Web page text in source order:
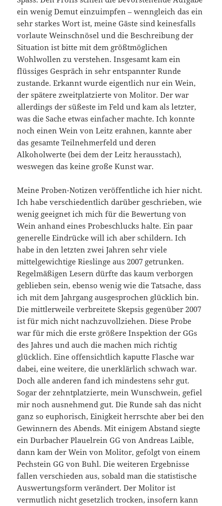
ein wenig Demut einzuimpfen – wenngleich das ein
sehr starkes Wort ist, meine Gäste sind keinesfalls
vorlaute Weinschnösel und die Beschreibung der
Situation ist bitte mit dem größtmöglichen
Wohlwollen zu verstehen. Insgesamt kam ein
flüssiges Gespräch in sehr entspannter Runde
zustande. Erkannt wurde eigentlich nur ein Wein,
der spätere zweitplatzierte von Molitor. Der war
allerdings der süßeste im Feld und kam als letzter,
was die Sache etwas einfacher machte. Ich konnte
noch einen Wein von Leitz erahnen, kannte aber
das gesamte Teilnehmerfeld und deren
Alkoholwerte (bei dem der Leitz herausstach),
weswegen das keine große Kunst war.
Meine Proben-Notizen veröffentliche ich hier nicht.
Ich habe verschiedentlich darüber geschrieben, wie
wenig geeignet ich mich für die Bewertung von
Wein anhand eines Probeschlucks halte. Ein paar
generelle Eindrücke will ich aber schildern. Ich
habe in den letzten zwei Jahren sehr viele
mittelgewichtige Rieslinge aus 2007 getrunken.
Regelmäßigen Lesern dürfte das kaum verborgen
geblieben sein, ebenso wenig wie die Tatsache, dass
ich mit dem Jahrgang ausgesprochen glücklich bin.
Die mittlerweile verbreitete Skepsis gegenüber 2007
ist für mich nicht nachzuvollziehen. Diese Probe
war für mich die erste größere Inspektion der GGs
des Jahres und auch die machen mich richtig
glücklich. Eine offensichtlich kaputte Flasche war
dabei, eine weitere, die unerklärlich schwach war.
Doch alle anderen fand ich mindestens sehr gut.
Sogar der zehntplatzierte, mein Wunschwein, gefiel
mir noch ausnehmend gut. Die Runde sah das nicht
ganz so euphorisch, Einigkeit herrschte aber bei den
Gewinnern des Abends. Mit einigem Abstand siegte
ein Durbacher Plauelrein GG von Andreas Laible,
dann kam der Wein von Molitor, gefolgt von einem
Pechstein GG von Buhl. Die weiteren Ergebnisse
fallen verschieden aus, sobald man die statistische
Auswertungsform verändert. Der Molitor ist
vermutlich nicht gesetzlich trocken, insofern kann